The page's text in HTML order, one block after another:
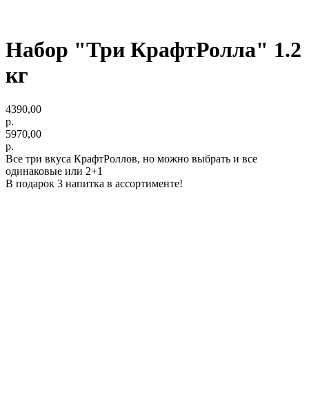
Набор "Три КрафтРолла" 1.2
кг
4390,00
р.
5970,00
р.
Все три вкуса КрафтРоллов, но можно выбрать и все
одинаковые или 2+1
В подарок 3 напитка в ассортименте!